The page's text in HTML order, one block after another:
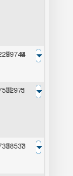
II 8
III 5
II 7